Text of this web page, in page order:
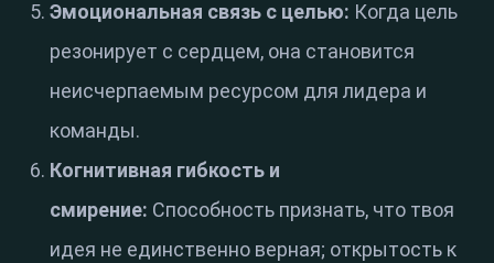
Эмоциональная связь с целью: Когда цель
резонирует с сердцем, она становится
неисчерпаемым ресурсом для лидера и
команды.
Когнитивная гибкость и
смирение: Способность признать, что твоя
идея не единственно верная; открытость к